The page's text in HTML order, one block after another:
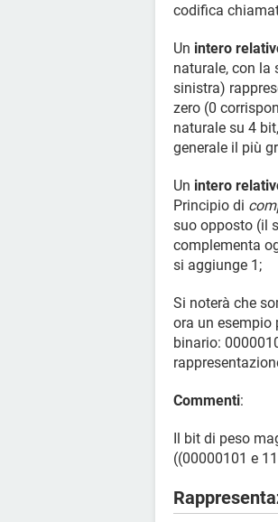
codifica
Un intero
naturale, con la
sinistra)
zero (0
naturale su 4
generale il più
Un intero
Principio di
suo opposto (il
complementa
si aggiunge 1;
Si noterà che
ora un esempio
binario:
Commenti:
Il bit di peso
((00000101 e